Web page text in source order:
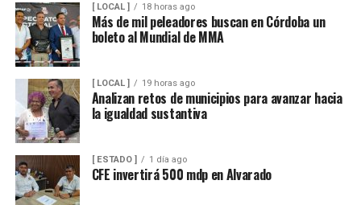
[ LOCAL ] 18 horas ago
Más de mil peleadores buscan en Córdoba un
boleto al Mundial de MMA
[ LOCAL ] 19 horas ago
Analizan retos de municipios para avanzar hacia
la igualdad sustantiva
[ ESTADO ] 1 día ago
CFE invertirá 500 mdp en Alvarado